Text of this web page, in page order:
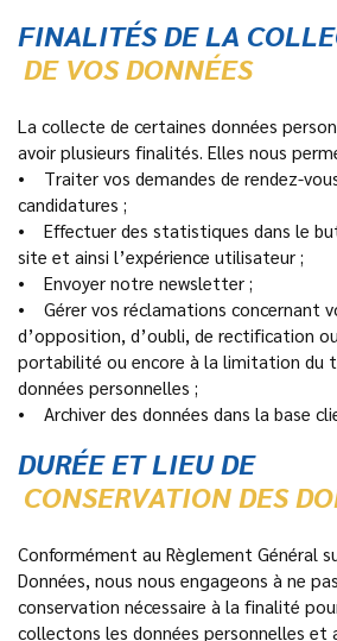
FINALITÉS DE LA
DE VOS DONNÉES
La collecte de certaines données
avoir plusieurs finalités. Elles nous
• Traiter vos demandes de rendez-
candidatures ;
• Effectuer des statistiques dans le
site et ainsi l’expérience utilisateur ;
• Envoyer notre newsletter ;
• Gérer vos réclamations concernant
d’opposition, d’oubli, de rectification
portabilité ou encore à la limitation du
données personnelles ;
• Archiver des données dans la base
DURÉE ET LIEU DE
CONSERVATION DES
Conformément au Règlement Général
Données, nous nous engageons à ne
conservation nécessaire à la finalité
collectons les données personnelles et